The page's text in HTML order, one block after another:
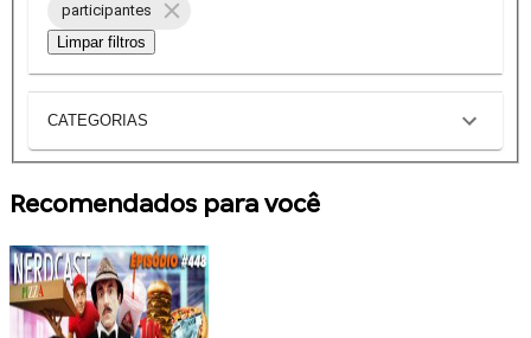
participantes
Limpar filtros
CATEGORIAS
Recomendados para você